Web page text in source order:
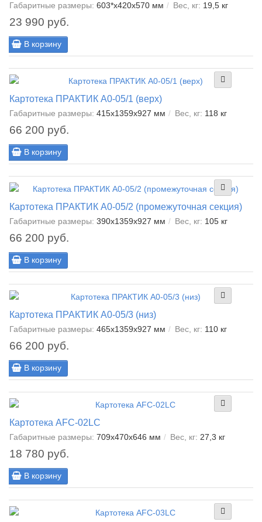
Габаритные размеры: 603*x420x570 мм Вес, кг: 19,5 кг
23 990 руб.
В корзину
Картотека ПРАКТИК A0-05/1 (верх)
Габаритные размеры: 415x1359x927 мм Вес, кг: 118 кг
66 200 руб.
В корзину
Картотека ПРАКТИК A0-05/2 (промежуточная секция)
Габаритные размеры: 390x1359x927 мм Вес, кг: 105 кг
66 200 руб.
В корзину
Картотека ПРАКТИК A0-05/3 (низ)
Габаритные размеры: 465x1359x927 мм Вес, кг: 110 кг
66 200 руб.
В корзину
Картотека AFC-02LC
Габаритные размеры: 709x470x646 мм Вес, кг: 27,3 кг
18 780 руб.
В корзину